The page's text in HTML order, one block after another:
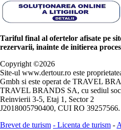
Tariful final al ofertelor afisate pe
rezervarii, inainte de initierea
Copyright ©2026
Site-ul www.dertour.ro este
Gmbh si este operat de TRAVEL
TRAVEL BRANDS SA, cu sediul
Reinvierii 3-5, Etaj 1, Sector 2
J2018005790400, CUI RO 39257566.
Brevet de turism - Licenta de turism -